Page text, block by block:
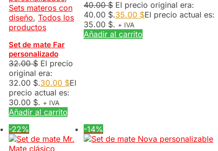
Sets materos con
diseño, Todos los
productos
Set de mate Far
personalizado
32.00$ El precio
original era:
32.00 $.30.00 $El
precio actual es:
30.00 $. + IVA
Añadir al carrito
40.00$ El precio original era:
40.00 $.35.00 $El precio actual es:
35.00 $. + IVA
Añadir al carrito
-22% -14%